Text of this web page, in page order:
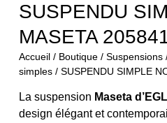
SUSPENDU
MASETA
Accueil/ Boutique/ Suspensions
simples/ SUSPENDU SIMPLE
La suspension Maseta
design élégant et